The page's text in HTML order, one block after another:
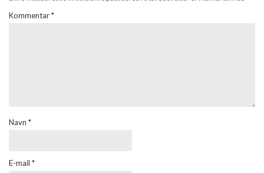
Kommentar*
Navn *
E-mail *